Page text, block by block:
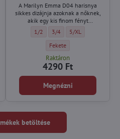
DREAM LINE X07 60 DEN
nyomtatással DREAM LINE X07 60 DEN
nyomtatással DREAM LINE X07 60 DEN
A Marilyn Emma D04 harisnya
sikkes dizájnja azoknak a nőknek,
akik egy kis finom fényt
szeretnének adni stílusuknak.
Fekete harisnya egyedi
1/2 Fekete harisnya egyedi
3/4 Fekete harisnya
5/XL
Fekete harisnya egyedi
Fekete
Raktáron
4290 Ft
Megnézni
betöltése